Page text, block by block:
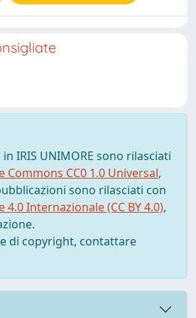
IRIS UNIMORE sono rilasciati
Commons CC0 1.0 Universal,
sono rilasciati con
Internazionale (CC BY 4.0),
di copyright, contattare